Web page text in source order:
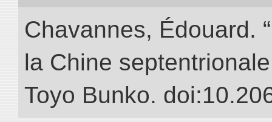
Chavannes, Édouard.
la Chine
Toyo Bunko.